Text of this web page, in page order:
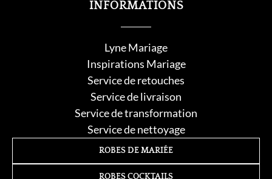
INFORMATIONS
Lyne Mariage
Inspirations Mariage
Service de retouches
Service de livraison
Service de transformation
Service de nettoyage
ROBES DE MARIÉE
ROBES COCKTAILS